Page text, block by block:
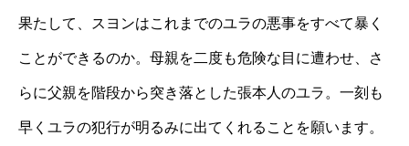
果たして、スヨンはこれまでのユラの悪事をすべて暴く
ことができるのか。母親を二度も危険な目に遭わせ、さ
らに父親を階段から突き落とした張本人のユラ。一刻も
早くユラの犯行が明るみに出てくれることを願います。